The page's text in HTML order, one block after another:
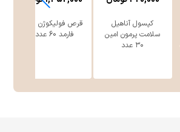
کپسول آناهیل
سلامت پرمون امین
۳۰ عدد
قرص فولیکوژن اروند
فارمد 60 عددی